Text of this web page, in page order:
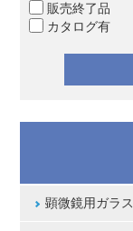
販売終了品
カタログ有
顕微鏡用ガラス